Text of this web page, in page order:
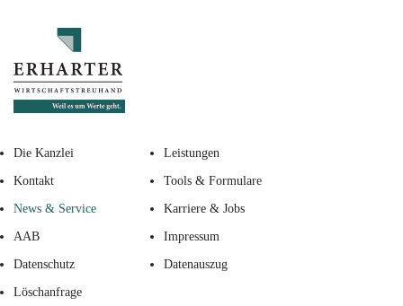
Die Kanzlei Leistungen
Kontakt Tools & Formulare
News & Service Karriere & Jobs
AAB Impressum
Datenschutz Datenauszug
Löschanfrage